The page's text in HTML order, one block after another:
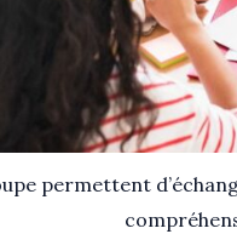
permettent